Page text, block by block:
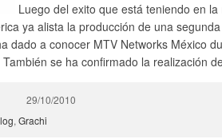
Luego del exito que está teniendo en
ya alista la producción de una
dado a conocer MTV Networks México
se ha confirmado la realización
29/10/2010
, Grachi